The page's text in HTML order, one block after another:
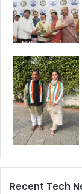
Recent Tech